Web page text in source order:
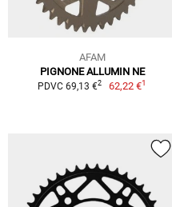
AFAM
PIGNONE ALLUMIN NE
PDVC 69,13 €2 62,22 €1